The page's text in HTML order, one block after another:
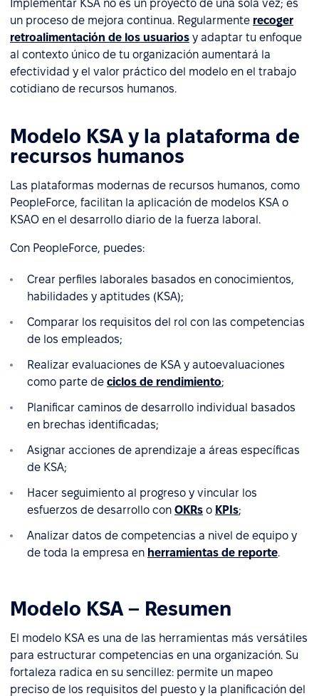
Implementar KSA no es un proyecto de una sola vez; es
un proceso de mejora continua. Regularmente recoger
retroalimentación de los usuarios y adaptar tu enfoque
al contexto único de tu organización aumentará la
efectividad y el valor práctico del modelo en el trabajo
cotidiano de recursos humanos.
Modelo KSA y la plataforma de
recursos humanos
Las plataformas modernas de recursos humanos, como
PeopleForce, facilitan la aplicación de modelos KSA o
KSAO en el desarrollo diario de la fuerza laboral.
Con PeopleForce, puedes:
Crear perfiles laborales basados en conocimientos,
habilidades y aptitudes (KSA);
Comparar los requisitos del rol con las competencias
de los empleados;
Realizar evaluaciones de KSA y autoevaluaciones
como parte de ciclos de rendimiento;
Planificar caminos de desarrollo individual basados
en brechas identificadas;
Asignar acciones de aprendizaje a áreas específicas
de KSA;
Hacer seguimiento al progreso y vincular los
esfuerzos de desarrollo con OKRs o KPIs;
Analizar datos de competencias a nivel de equipo y
de toda la empresa en herramientas de reporte.
Modelo KSA – Resumen
El modelo KSA es una de las herramientas más versátiles
para estructurar competencias en una organización. Su
fortaleza radica en su sencillez: permite un mapeo
preciso de los requisitos del puesto y la planificación del